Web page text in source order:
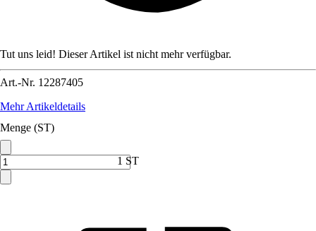
Tut uns leid! Dieser Artikel ist nicht mehr verfügbar.
Art.-Nr. 12287405
Mehr Artikeldetails
Menge (ST)
1 ST